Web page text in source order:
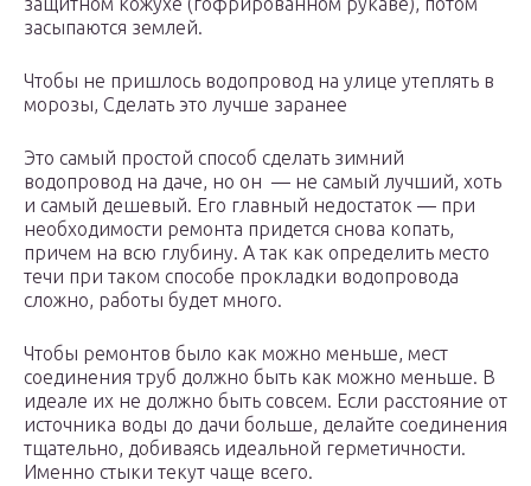
засыпаются землей.
Чтобы не пришлось водопровод на улице утеплять в
морозы, Сделать это лучше заранее
Это самый простой способ сделать зимний
водопровод на даче, но он — не самый лучший, хоть
и самый дешевый. Его главный недостаток — при
необходимости ремонта придется снова копать,
причем на всю глубину. А так как определить место
течи при таком способе прокладки водопровода
сложно, работы будет много.
Чтобы ремонтов было как можно меньше, мест
соединения труб должно быть как можно меньше. В
идеале их не должно быть совсем. Если расстояние от
источника воды до дачи больше, делайте соединения
тщательно, добиваясь идеальной герметичности.
Именно стыки текут чаще всего.